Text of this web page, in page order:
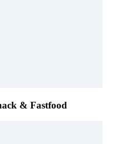
& Fastfood